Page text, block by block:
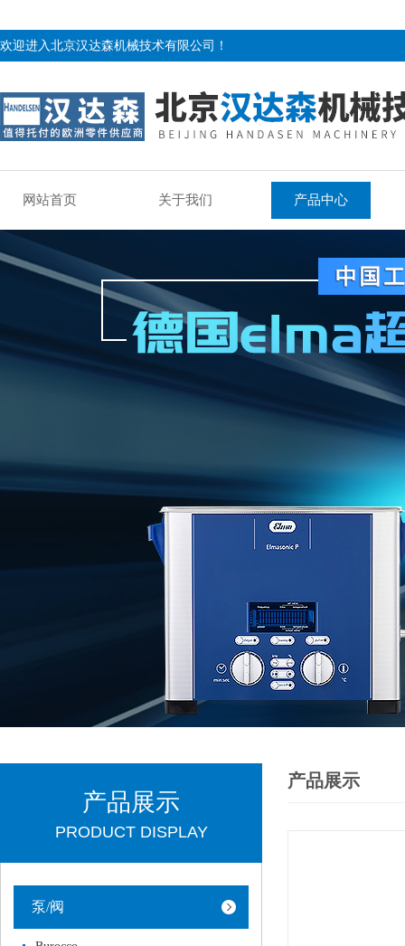
欢迎进入北京汉达森机械技术有限公司！
网站首页 关于我们 产品中心
产品展示
PRODUCT DISPLAY
泵/阀
产品展示